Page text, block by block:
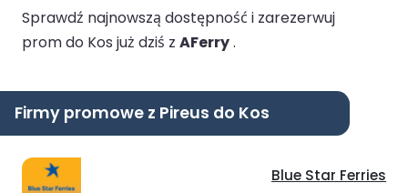
Sprawdź najnowszą dostępność i zarezerwuj
prom do Kos już dziś z AFerry.
Firmy promowe z Pireus do Kos
Blue Star Ferries